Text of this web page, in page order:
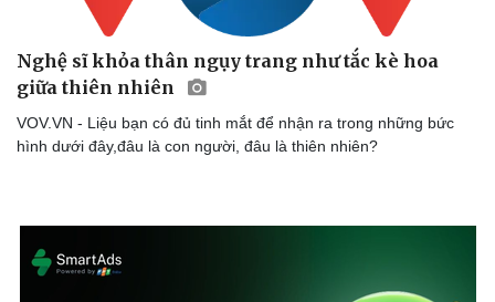
Nghệ sĩ khỏa thân ngụy trang như tắc kè hoa
giữa thiên nhiên
VOV.VN - Liệu bạn có đủ tinh mắt để nhận ra trong những bức
hình dưới đây,đâu là con người, đâu là thiên nhiên?